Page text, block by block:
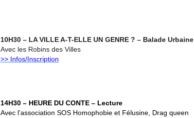
10H30 – LA VILLE A-T-ELLE UN GENRE ? – Balade Urbaine
Avec les Robins des Villes
>> Infos/Inscription
14H30 – HEURE DU CONTE – Lecture
Avec l’association SOS Homophobie et Félusine, Drag queen